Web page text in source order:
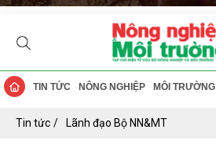
TIN TỨC NÔNG NGHIỆP MÔI TRƯỜNG
Tin tức Lãnh đạo Bộ NN&MT